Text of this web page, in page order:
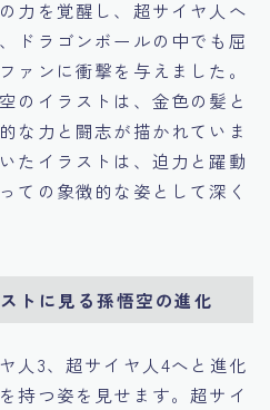
力を覚醒し、超サイヤ人へ
ドラゴンボールの中でも屈
ァンに衝撃を与えました。
のイラストは、金色の髪と
な力と闘志が描かれていま
たイラストは、迫力と躍動
ての象徴的な姿として深く
トに見る孫悟空の進化
人3、超サイヤ人4へと進化
持つ姿を見せます。超サイ